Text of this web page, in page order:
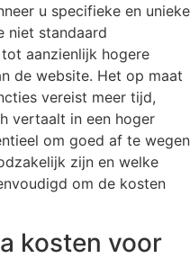
u specifieke en unieke
niet standaard
aanzienlijk hogere
de website. Het op maat
vereist meer tijd,
vertaalt in een hoger
om goed af te wegen
zijn en welke
om de kosten
kosten voor